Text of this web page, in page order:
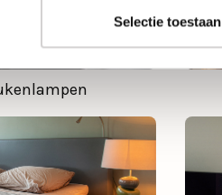
Selectie toestaan